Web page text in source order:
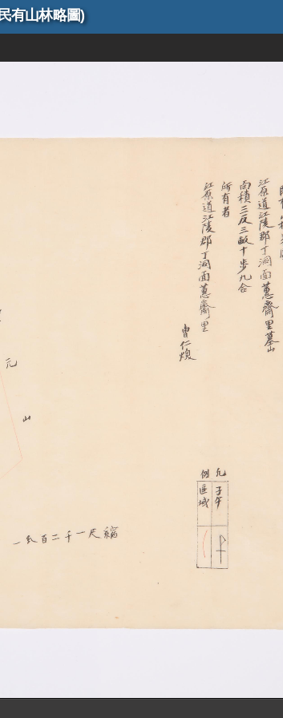
有山林略圖)